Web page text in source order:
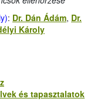
: Dr. Dán Ádám, Dr.
Károly
és tapasztalatok